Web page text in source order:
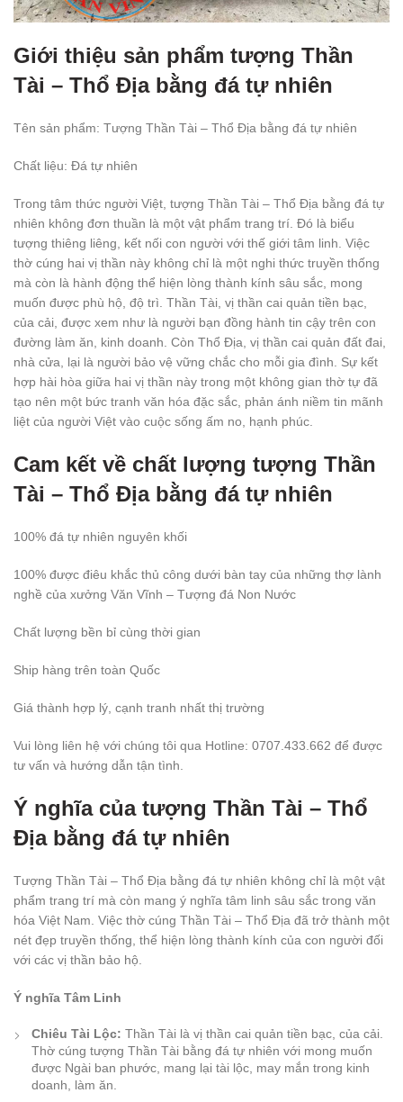
Giới thiệu sản phẩm tượng Thần
Tài – Thổ Địa bằng đá tự nhiên
Tên sản phẩm: Tượng Thần Tài – Thổ Địa bằng đá tự nhiên
Chất liệu: Đá tự nhiên
Trong tâm thức người Việt, tượng Thần Tài – Thổ Địa bằng đá tự
nhiên không đơn thuần là một vật phẩm trang trí. Đó là biểu
tượng thiêng liêng, kết nối con người với thế giới tâm linh. Việc
thờ cúng hai vị thần này không chỉ là một nghi thức truyền thống
mà còn là hành động thể hiện lòng thành kính sâu sắc, mong
muốn được phù hộ, độ trì. Thần Tài, vị thần cai quản tiền bạc,
của cải, được xem như là người bạn đồng hành tin cậy trên con
đường làm ăn, kinh doanh. Còn Thổ Địa, vị thần cai quản đất đai,
nhà cửa, lại là người bảo vệ vững chắc cho mỗi gia đình. Sự kết
hợp hài hòa giữa hai vị thần này trong một không gian thờ tự đã
tạo nên một bức tranh văn hóa đặc sắc, phản ánh niềm tin mãnh
liệt của người Việt vào cuộc sống ấm no, hạnh phúc.
Cam kết về chất lượng tượng Thần
Tài – Thổ Địa bằng đá tự nhiên
100% đá tự nhiên nguyên khối
100% được điêu khắc thủ công dưới bàn tay của những thợ lành
nghề của xưởng Văn Vĩnh – Tượng đá Non Nước
Chất lượng bền bỉ cùng thời gian
Ship hàng trên toàn Quốc
Giá thành hợp lý, cạnh tranh nhất thị trường
Vui lòng liên hệ với chúng tôi qua Hotline: 0707.433.662 để được
tư vấn và hướng dẫn tận tình.
Ý nghĩa của tượng Thần Tài – Thổ
Địa bằng đá tự nhiên
Tượng Thần Tài – Thổ Địa bằng đá tự nhiên không chỉ là một vật
phẩm trang trí mà còn mang ý nghĩa tâm linh sâu sắc trong văn
hóa Việt Nam. Việc thờ cúng Thần Tài – Thổ Địa đã trở thành một
nét đẹp truyền thống, thể hiện lòng thành kính của con người đối
với các vị thần bảo hộ.
Ý nghĩa Tâm Linh
Chiêu Tài Lộc: Thần Tài là vị thần cai quản tiền bạc, của cải.
Thờ cúng tượng Thần Tài bằng đá tự nhiên với mong muốn
được Ngài ban phước, mang lại tài lộc, may mắn trong kinh
doanh, làm ăn.